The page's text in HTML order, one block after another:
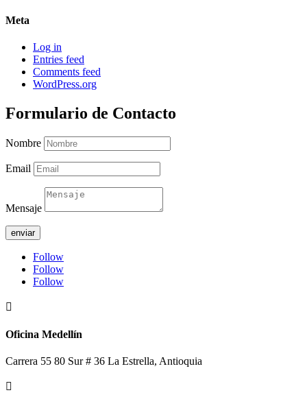
Meta
Log in
Entries feed
Comments feed
WordPress.org
Formulario de Contacto
Nombre
Email
Mensaje
enviar
Follow
Follow
Follow

Oficina Medellín
Carrera 55 80 Sur # 36 La Estrella, Antioquia
